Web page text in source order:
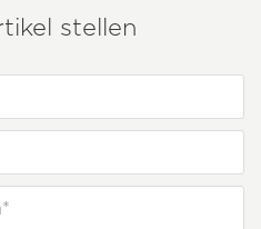
stellen